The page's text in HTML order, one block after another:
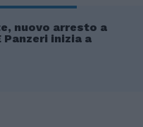
nuovo arresto a
Panzeri inizia a